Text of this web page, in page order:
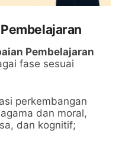
Pembelajaran
fase sesuai
perkembangan
dan moral,
dan kognitif;